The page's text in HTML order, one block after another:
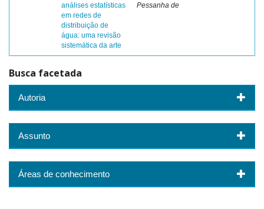
análises estatísticas
em redes de
distribuição de
água: uma revisão
sistemática da arte
Pessanha de
Busca facetada
Autoria
Assunto
Áreas de conhecimento